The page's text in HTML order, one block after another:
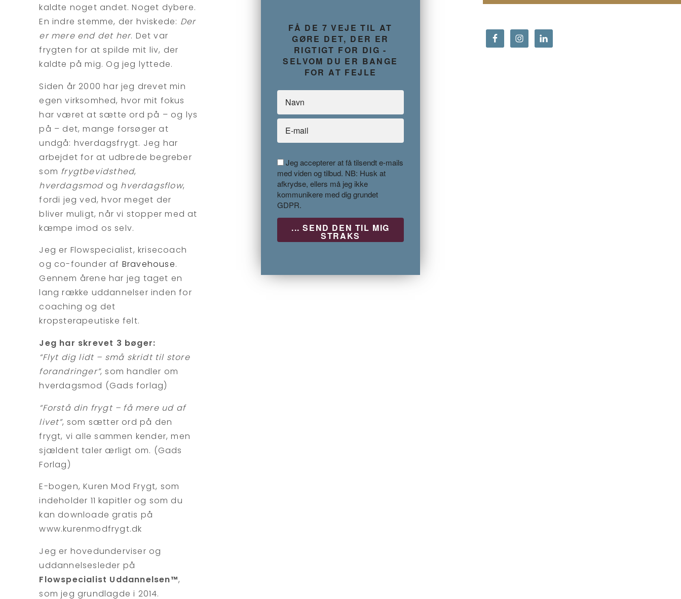
kaldte noget andet. Noget dybere.
En indre stemme, der hviskede: Der
er mere end det her. Det var
frygten for at spilde mit liv, der
kaldte på mig. Og jeg lyttede.
Siden år 2000 har jeg drevet min
egen virksomhed, hvor mit fokus
har været at sætte ord på – og lys
på – det, mange forsøger at
undgå: hverdagsfrygt. Jeg har
arbejdet for at udbrede begreber
som frygtbevidsthed,
hverdagsmodog hverdagsflow,
fordi jeg ved, hvor meget der
bliver muligt, når vi stopper med at
kæmpe imod os selv.
Jeg er Flowspecialist, krisecoach
og co-founder af Bravehouse.
Gennem årene har jeg taget en
lang række uddannelser inden for
coaching og det
kropsterapeutiske felt.
Jeg har skrevet 3 bøger:
“Flyt dig lidt – små skridt til store
forandringer”, som handler om
hverdagsmod (Gads forlag)
“Forstå din frygt – få mere ud af
livet”, som sætter ord på den
frygt, vi alle sammen kender, men
sjældent taler ærligt om. (Gads
Forlag)
E-bogen, Kuren Mod Frygt, som
indeholder 11 kapitler og som du
kan downloade gratis på
www.kurenmodfrygt.dk
Jeg er hovedunderviser og
uddannelsesleder på
Flowspecialist Uddannelsen™,
som jeg grundlagde i 2014.
FÅ DE 7 VEJE TIL AT
GØRE DET, DER ER
RIGTIGT FOR DIG -
SELVOM DU ER BANGE
FOR AT FEJLE
Jeg accepterer at få tilsendt e-mails
med viden og tilbud. NB: Husk at
afkrydse, ellers må jeg ikke
kommunikere med dig grundet
GDPR.